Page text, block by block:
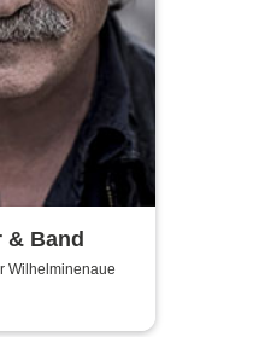
& Band
Wilhelminenaue